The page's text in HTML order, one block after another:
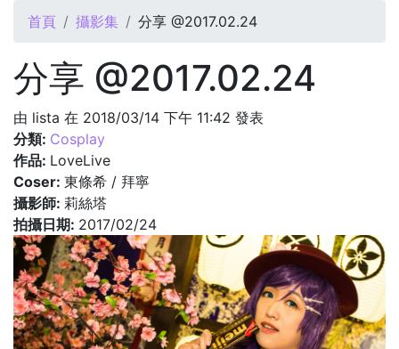
您在這裡
首頁 攝影集 分享 @2017.02.24
分享 @2017.02.24
由 lista 在 2018/03/14 下午 11:42 發表
分類: Cosplay
作品: LoveLive
Coser: 東條希 / 拜寧
攝影師: 莉絲塔
拍攝日期: 2017/02/24